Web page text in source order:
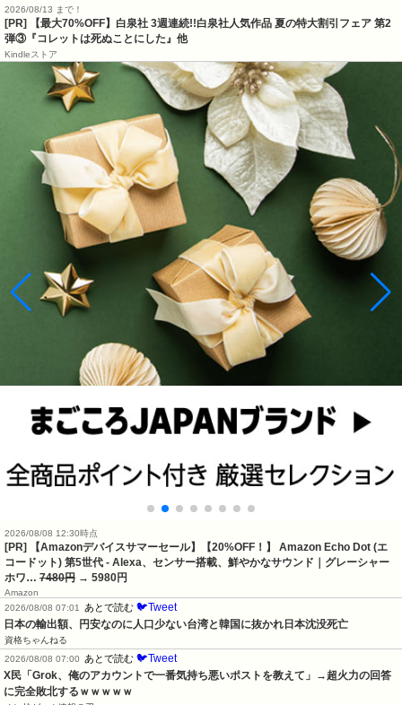
2026/08/13 まで！
[PR] 【最大70%OFF】白泉社 3週連続!!白泉社人気作品 夏の特大割引フェア 第2
弾③『コレットは死ぬことにした』他
Kindleストア
2026/08/08 12:30時点
[PR] 【Amazonデバイスサマーセール】【20%OFF！】 Amazon Echo Dot (エ
コードット) 第5世代 - Alexa、センサー搭載、鮮やかなサウンド｜グレーシャー
ホワ… 7480円 → 5980円
Amazon
2026/08/08 07:01
あとで読む 🐦Tweet
日本の輸出額、円安なのに人口少ない台湾と韓国に抜かれ日本沈没死亡
資格ちゃんねる
2026/08/08 07:00
あとで読む 🐦Tweet
X民「Grok、俺のアカウントで一番気持ち悪いポストを教えて」→超火力の回答
に完全敗北するｗｗｗｗｗ